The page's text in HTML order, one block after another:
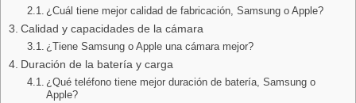
¿Cuál tiene mejor calidad de fabricación, Samsung o Apple?
Calidad y capacidades de la cámara
¿Tiene Samsung o Apple una cámara mejor?
Duración de la batería y carga
¿Qué teléfono tiene mejor duración de batería, Samsung o
Apple?